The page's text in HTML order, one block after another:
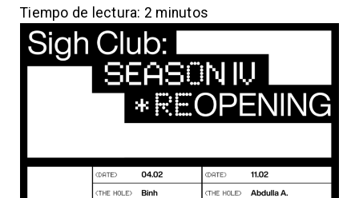
o
k
r
p
p
Tiempo de lectura: 2 minutos